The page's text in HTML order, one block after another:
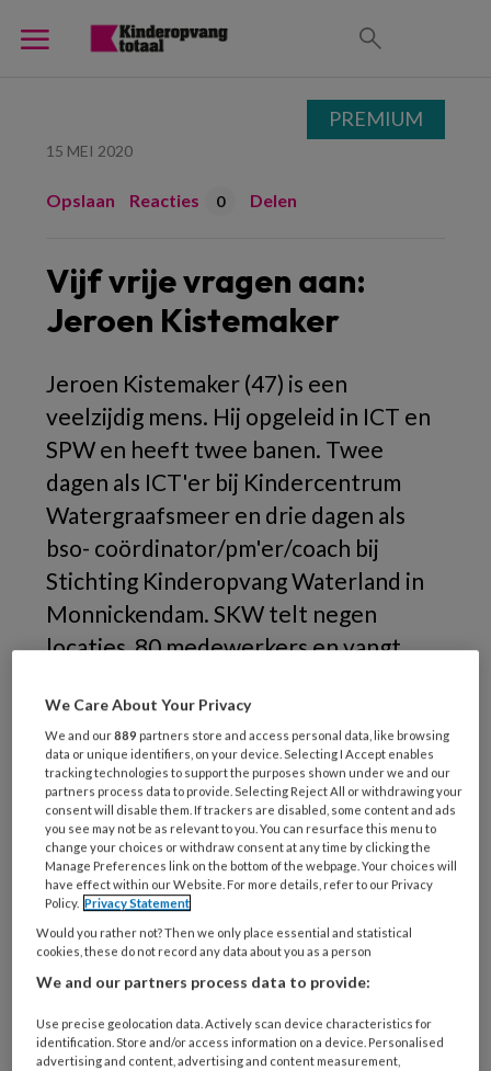
15 MEI 2020
Opslaan Reacties 0 Delen
Vijf vrije vragen aan:
Jeroen Kistemaker
Jeroen Kistemaker (47) is een
veelzijdig mens. Hij opgeleid in ICT en
SPW en heeft twee banen. Twee
dagen als ICT'er bij Kindercentrum
Watergraafsmeer en drie dagen als
bso- coördinator/pm'er/coach bij
Stichting Kinderopvang Waterland in
Monnickendam. SKW telt negen
locaties, 80 medewerkers en vangt
het corona- virus doet de organisatie
nu crisisopvang.
1.
REGISTREREN
Wil je dit artikel lezen?
artikelen gratis per maand
PREMIUM
We Care About Your Privacy
We and our889 partners store and access personal data, like browsing
data or unique identifiers, on your device. Selecting I Accept enables
tracking technologies to support the purposes shown under we and our
partners process data to provide. Selecting Reject All or withdrawing your
consent will disable them. If trackers are disabled, some content and ads
you see may not be as relevant to you. You can resurface this menu to
change your choices or withdraw consent at any time by clicking the
Manage Preferences link on the bottom of the webpage. Your choices will
have effect within our Website. For more details, refer to our Privacy
Policy. Privacy Statement
Would you rather not? Then we only place essential and statistical
cookies, these do not record any data about you as a person
We and our partners process data to provide:
Use precise geolocation data. Actively scan device characteristics for
identification. Store and/or access information on a device. Personalised
advertising and content, advertising and content measurement,